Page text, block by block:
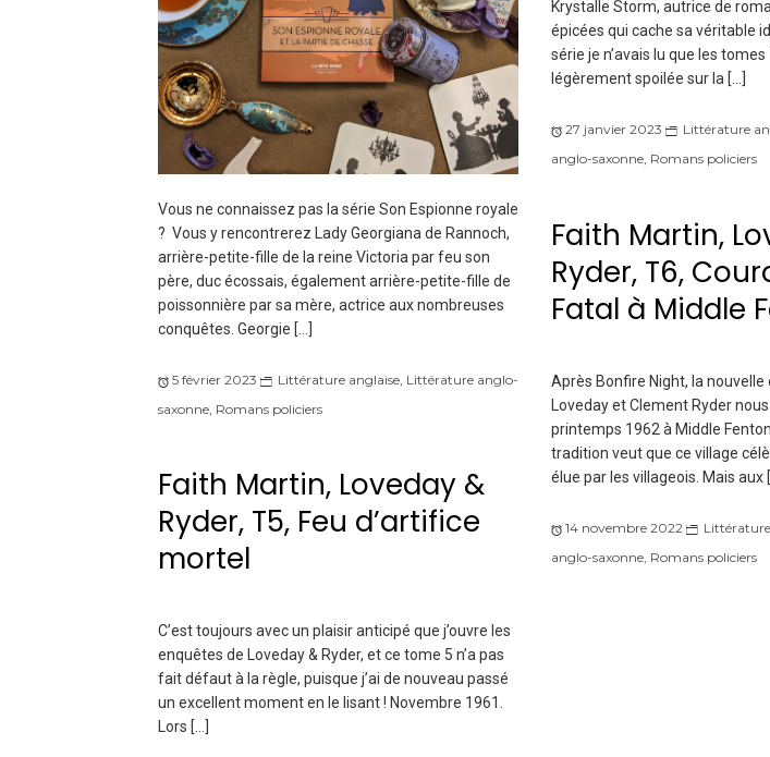
Vous ne connaissez pas la série Son Espionne royale
? Vous y rencontrerez Lady Georgiana de Rannoch,
arrière-petite-fille de la reine Victoria par feu son
père, duc écossais, également arrière-petite-fille de
poissonnière par sa mère, actrice aux nombreuses
conquêtes. Georgie […]
5 février 2023 Littérature anglaise, Littérature anglo-
saxonne, Romans policiers
Krystalle Storm, autrice de
épicées qui cache sa véritable
série je n’avais lu que les tomes
légèrement spoilée sur la […]
27 janvier 2023 Littérature
anglo-saxonne, Romans policiers
Faith Martin,
Ryder, T6,
Fatal à Middle
Après Bonfire Night, la nouvelle
Loveday et Clement Ryder
printemps 1962 à Middle
tradition veut que ce village
élue par les villageois. Mais aux
14 novembre 2022
anglo-saxonne, Romans policiers
Faith Martin, Loveday &
Ryder, T5, Feu d’artifice
mortel
C’est toujours avec un plaisir anticipé que j’ouvre les
enquêtes de Loveday & Ryder, et ce tome 5 n’a pas
fait défaut à la règle, puisque j’ai de nouveau passé
un excellent moment en le lisant ! Novembre 1961.
Lors […]